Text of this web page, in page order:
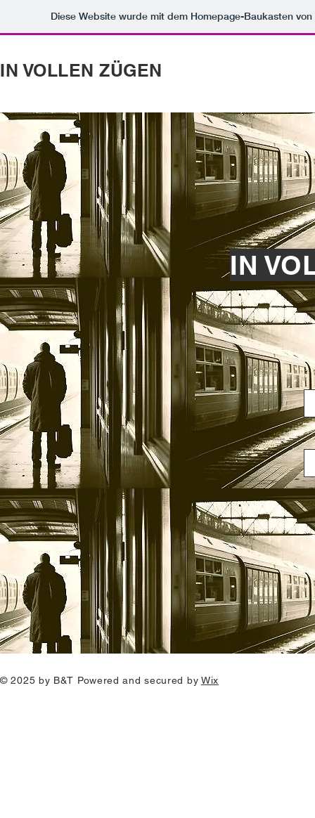
Diese Website wurde mit dem Homepage-Baukasten von
IN VOLLEN ZÜGEN
IN
© 2025 by B&T Powered and secured by Wix